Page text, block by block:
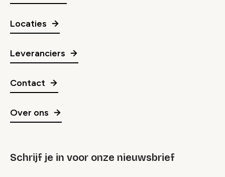
Locaties
Leveranciers
Contact
Over ons
Schrijf je in voor onze nieuwsbrief